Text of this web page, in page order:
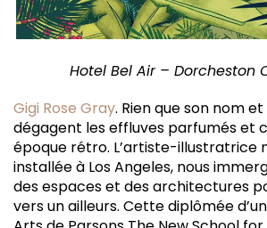
Hotel Bel Air – Dorcheston
Gigi Rose Gray. Rien que son nom
dégagent les effluves parfumés et
époque rétro. L’artiste-illustratrice
installée à Los Angeles, nous
des espaces et des architectures
vers un ailleurs. Cette diplômée